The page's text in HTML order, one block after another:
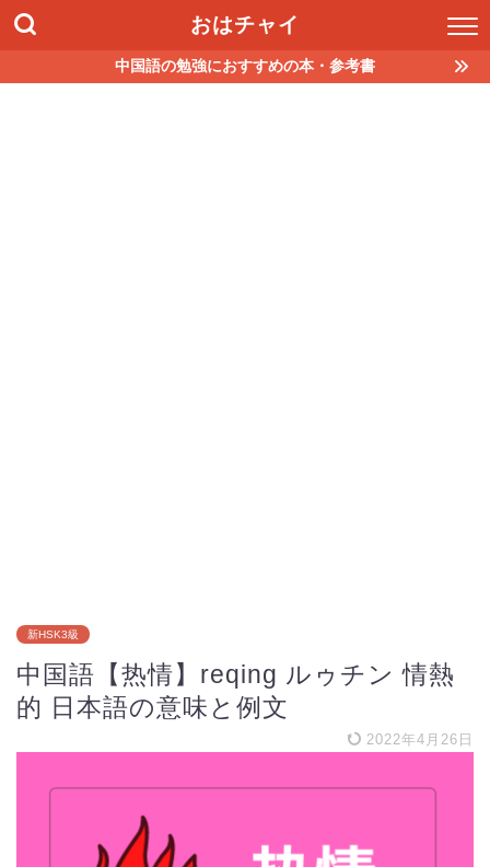
おはチャイ
中国語の勉強におすすめの本・参考書
新HSK3級
中国語【热情】reqing ルゥチン 情熱
的 日本語の意味と例文
2022年4月26日